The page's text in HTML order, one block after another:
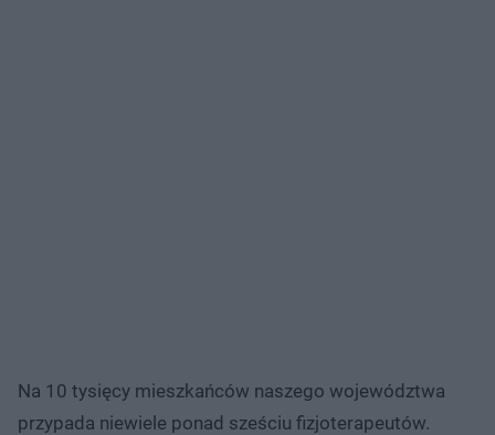
Na 10 tysięcy mieszkańców naszego województwa
przypada niewiele ponad sześciu fizjoterapeutów.